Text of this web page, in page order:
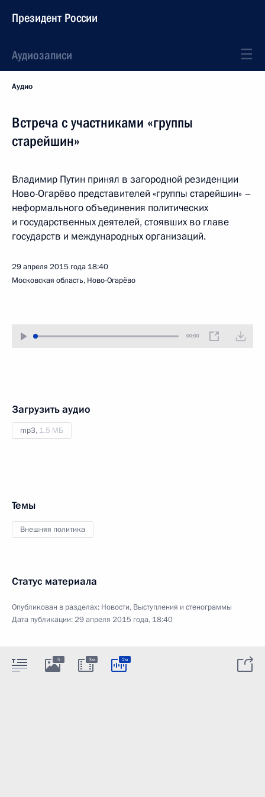
Президент России
Аудиозаписи
Аудио
Встреча с участниками «группы
старейшин»
Владимир Путин принял в загородной резиденции
Ново-Огарёво представителей «группы старейшин» –
неформального объединения политических
и государственных деятелей, стоявших во главе
государств и международных организаций.
29 апреля 2015 года 18:40
Московская область, Ново-Огарёво
00:00
Загрузить аудио
mp3, 1.5 МБ
Темы
Внешняя политика
Статус материала
Опубликован в разделах: Новости, Выступления и стенограммы
Дата публикации:29 апреля 2015 года, 18:40
5 3м 2м